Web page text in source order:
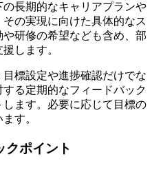
の長期的なキャリアプランや
の実現に向けた具体的なス
研修の希望なども含め、部
します。
目標設定や進捗確認だけでな
る定期的なフィードバック
ます。必要に応じて目標の
す。
クポイント